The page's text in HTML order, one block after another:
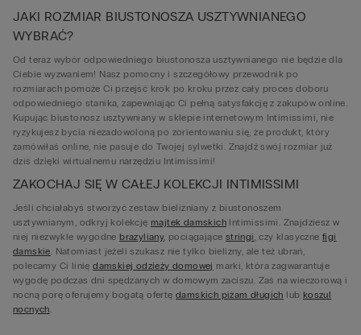
JAKI ROZMIAR BIUSTONOSZA USZTYWNIANEGO
WYBRAĆ?
Od teraz wybór odpowiedniego biustonosza usztywnianego nie będzie dla
Ciebie wyzwaniem! Nasz pomocny i szczegółowy przewodnik po
rozmiarach pomoże Ci przejść krok po kroku przez cały proces doboru
odpowiedniego stanika, zapewniając Ci pełną satysfakcję z zakupów online.
Kupując biustonosz usztywniany w sklepie internetowym Intimissimi, nie
ryzykujesz bycia niezadowoloną po zorientowaniu się, że produkt, który
zamówiłaś online, nie pasuje do Twojej sylwetki. Znajdź swój rozmiar już
dziś dzięki wirtualnemu narzędziu Intimissimi!
ZAKOCHAJ SIĘ W CAŁEJ KOLEKCJI INTIMISSIMI
Jeśli chciałabyś stworzyć zestaw bieliźniany z biustonoszem
usztywnianym, odkryj kolekcję majtek damskich Intimissimi. Znajdziesz w
niej niezwykle wygodnebrazyliany, pociągające stringi, czy klasycznefigi
damskie. Natomiast jeżeli szukasz nie tylko bielizny, ale też ubrań,
polecamy Ci liniędamskiej odzieży domowej marki, która zagwarantuje
wygodę podczas dni spędzanych w domowym zaciszu. Zaś na wieczorową i
nocną porę oferujemy bogatą ofertę damskich piżam długich lub koszul
nocnych.